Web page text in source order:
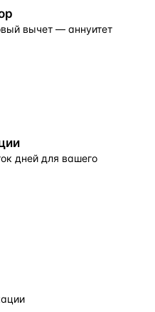
вычет — аннуитет
дней для вашего